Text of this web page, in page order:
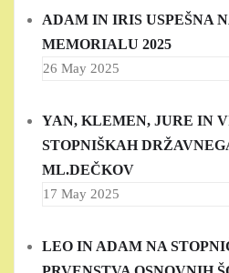
ADAM IN IRIS USPEŠNA
MEMORIALU 2025
26 May 2025
YAN, KLEMEN, JURE IN
STOPNIŠKAH
ML.DEČKOV
17 May 2025
LEO IN ADAM NA